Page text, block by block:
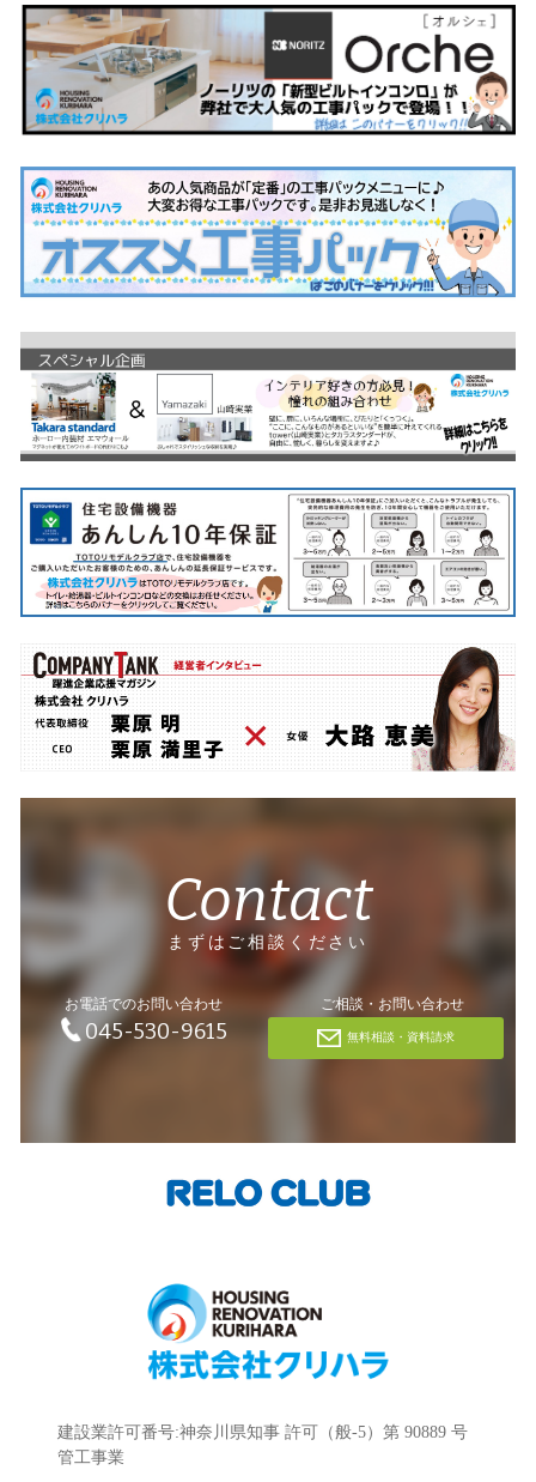
Contact
まずはご相談ください
お電話でのお問い合わせ
045-530-9615
ご相談・お問い合わせ
無料相談・資料請求
建設業許可番号:神奈川県知事 許可（般-5）第 90889 号
管工事業